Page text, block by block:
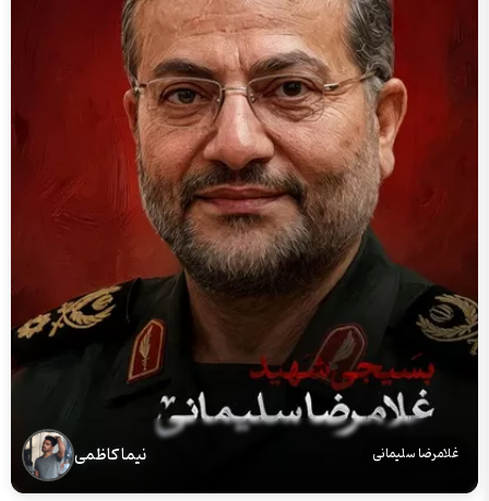
غلامرضا سلیمانی نیما کاظمی